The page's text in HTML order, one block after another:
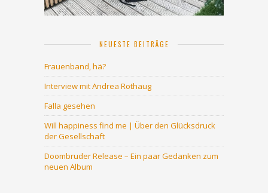
NEUESTE BEITRÄGE
Frauenband, hä?
Interview mit Andrea Rothaug
Falla gesehen
Will happiness find me | Über den Glücksdruck
der Gesellschaft
Doombruder Release – Ein paar Gedanken zum
neuen Album